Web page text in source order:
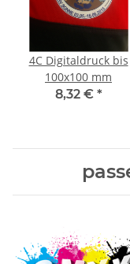
4C Digitaldruck bis
100x100 mm
8,32 € *